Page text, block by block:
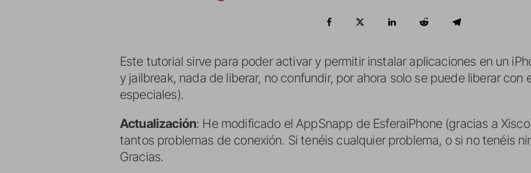
Este tutorial sirve para poder activar y permitir instalar aplicaciones en un
y jailbreak, nada de liberar, no confundir, por ahora solo se puede liberar con
especiales).
Actualización: He modificado el AppSnapp de EsferaiPhone (gracias a
tantos problemas de conexión. Si tenéis cualquier problema, o si no tenéis
Gracias.